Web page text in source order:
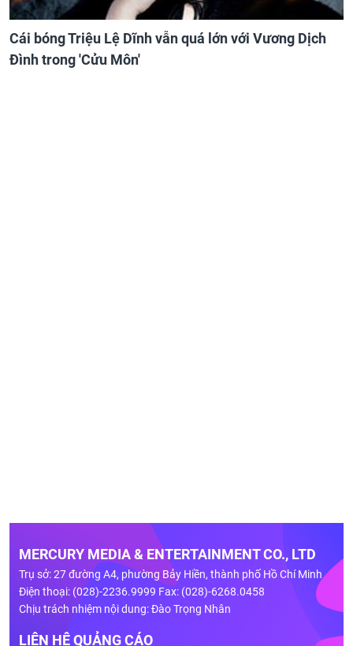
Cái bóng Triệu Lệ Dĩnh vẫn quá lớn với Vương Dịch
Đình trong 'Cửu Môn'
MERCURY MEDIA & ENTERTAINMENT CO., LTD
Trụ sở: 27 đường A4, phường Bảy Hiền, thành phố Hồ Chí Minh
Điện thoại: (028)-2236.9999 Fax: (028)-6268.0458
Chịu trách nhiệm nội dung: Đào Trọng Nhân
LIÊN HỆ QUẢNG CÁO